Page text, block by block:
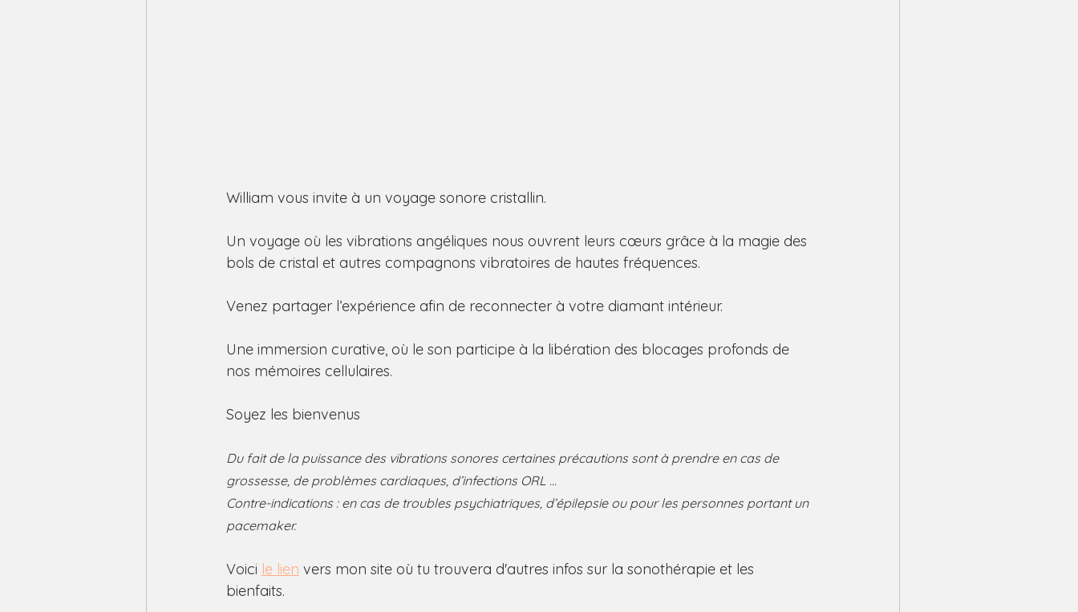
William vous invite à un voyage sonore cristallin.
Un voyage où les vibrations angéliques nous ouvrent leurs cœurs grâce à la magie des
bols de cristal et autres compagnons vibratoires de hautes fréquences.
Venez partager l’expérience afin de reconnecter à votre diamant intérieur.
Une immersion curative, où le son participe à la libération des blocages profonds de
nos mémoires cellulaires.
Soyez les bienvenus
Du fait de la puissance des vibrations sonores certaines précautions sont à prendre en cas de
grossesse, de problèmes cardiaques, d’infections ORL ...
Contre-indications : en cas de troubles psychiatriques, d’épilepsie ou pour les personnes portant un
pacemaker.
Voici le lien vers mon site où tu trouvera d'autres infos sur la sonothérapie et les
bienfaits.